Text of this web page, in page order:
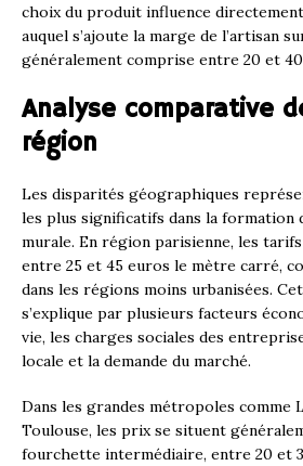
choix du produit influence
auquel s’ajoute la marge de l’artisan
généralement comprise entre 20 et
Analyse comparative
région
Les disparités géographiques
les plus significatifs dans la formation
murale. En région parisienne, les
entre 25 et 45 euros le mètre carré,
dans les régions moins urbanisées.
s’explique par plusieurs facteurs
vie, les charges sociales des
locale et la demande du marché.
Dans les grandes métropoles comme
Toulouse, les prix se situent
fourchette intermédiaire, entre 20 et